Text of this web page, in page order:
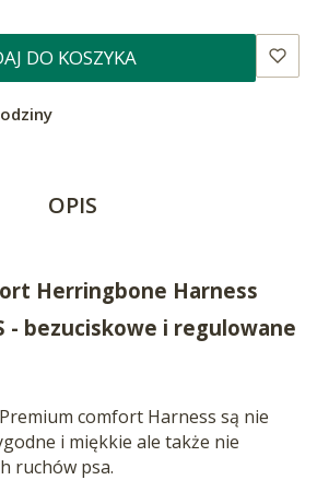
DO KOSZYKA
OPIS
Herringbone Harness
- bezuciskowe i regulowane
comfort Harness są nie
i miękkie ale także nie
ruchów psa.